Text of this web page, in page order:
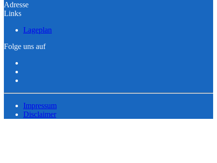
Adresse
Links
Lageplan
Folge uns auf
Impressum
Disclaimer